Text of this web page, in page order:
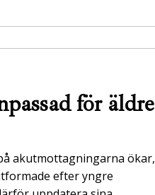
för äldre
akutmottagningarna ökar,
efter yngre